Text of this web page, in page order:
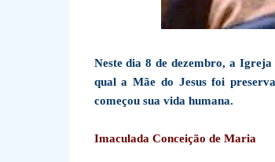
Neste dia 8 de dezembro, a
qual a Mãe do Jesus foi
começou sua vida humana.
Imaculada Conceição de Maria